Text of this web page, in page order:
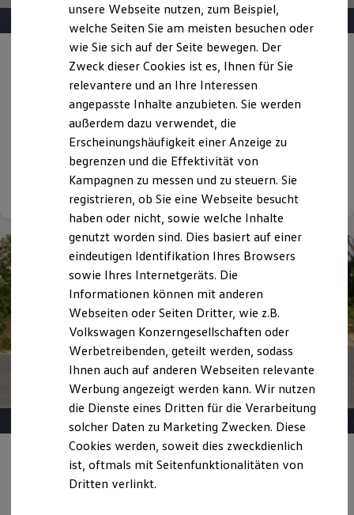
Nachhaltigkeit
Technologie
Kosten und Kauf
Kaufoptionen
E-Auto-Förderung
Software und Konnektivität
Die ID. Software 6
ID. Software Versionen und Updates
Digitale Extras
Schnittstellen zu Ihrem ID.
Hybridautos
Marke und Erlebnis
Volkswagen R und R Experience
R-Modelle
R Experience
Driving Experience
Volkswagen entdecken
Werkbesichtigung
Lifestyle Shop
T-Roc Kollektion
Golf Kollektion
ID. Kollektion
Volkswagen Kollektion
R-Kollektion
GTI Kollektion
Fußball Drop
we drive football
#wedriveproud
Besitzer und Service
Software Updates
Service und Ersatzteile
Angebot gültig bis 30.09.2026 Privatkunden
Der T-Cross R-Line
Ab 229,00 €mtl. leasen | 0,00 € Sonderzahlung | 48
Monate Laufzeit | Jährliche Fahrleistung: 10.000 km
Details ansehen
Angebot gültig bis 30.09.2026 Privatkunden
Der T-Roc R-Line
unsere Webseite nutzen, zum Beispiel,
welche Seiten Sie am meisten besuchen oder
wie Sie sich auf der Seite bewegen. Der
Zweck dieser Cookies ist es, Ihnen für Sie
relevantere und an Ihre Interessen
angepasste Inhalte anzubieten. Sie werden
außerdem dazu verwendet, die
Erscheinungshäufigkeit einer Anzeige zu
begrenzen und die Effektivität von
Kampagnen zu messen und zu steuern. Sie
registrieren, ob Sie eine Webseite besucht
haben oder nicht, sowie welche Inhalte
genutzt worden sind. Dies basiert auf einer
eindeutigen Identifikation Ihres Browsers
sowie Ihres Internetgeräts. Die
Informationen können mit anderen
Webseiten oder Seiten Dritter, wie z.B.
Volkswagen Konzerngesellschaften oder
Werbetreibenden, geteilt werden, sodass
Ihnen auch auf anderen Webseiten relevante
Werbung angezeigt werden kann. Wir nutzen
die Dienste eines Dritten für die Verarbeitung
solcher Daten zu Marketing Zwecken. Diese
Cookies werden, soweit dies zweckdienlich
ist, oftmals mit Seitenfunktionalitäten von
Dritten verlinkt.